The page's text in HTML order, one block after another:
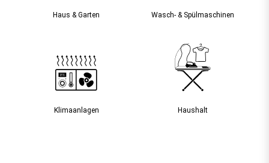
Haus & Garten Wasch- & Spülmaschinen
Klimaanlagen Haushalt